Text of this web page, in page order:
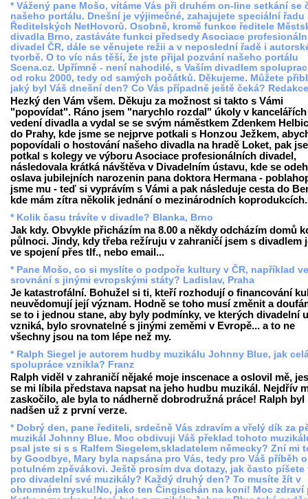
* Vážený pane Mošo, vítáme Vás při druhém on-line setkání se
našeho portálu. Dnešní je výjimečné, zahajujete speciální řadu
Ředitelských NetHovorů. Osobně, kromě funkce ředitele
divadla Brno, zastáváte funkci předsedy Asociace
divadel ČR, dále se věnujete režii a v neposlední řadě i
tvorbě. O to víc nás těší, že jste přijal pozvání našeho portálu
Scena.cz. Upřímně - není nahodilé, s Vaším divadlem
od roku 2000, tedy od samých počátků. Děkujeme. Můžete
jaký byl Váš dnešní den? Co Vás případně ještě čeká? Redakce
Hezký den Vám všem. Děkuju za možnost si takto s Vámi
"popovídat". Ráno jsem "narychlo rozdal" úkoly v kancelářích
vedení divadla a vydal se se svým náměstkem Zdenkem
do Prahy, kde jsme se nejprve potkali s Honzou Ježkem,
popovídali o hostování našeho divadla na hradě Loket, pak
potkal s kolegy ve výboru Asociace profesionálních divadel,
následovala krátká návštěva v Divadelním ústavu, kde se
oslava jubilejních narozenin pana doktora Hermana -
jsme mu - teď si vyprávím s Vámi a pak následuje cesta do
kde mám zítra několik jednání o mezinárodních
* Kolik času trávíte v divadle? Blanka, Brno
Jak kdy. Obvykle přicházím na 8.00 a někdy odcházím domů
půlnoci. Jindy, kdy třeba režíruju v zahraničí jsem s divadlem
ve spojení přes tlf., nebo email...
* Pane Mošo, co si myslíte o podpoře kultury v ČR, například ve
srovnání s jinými evropskými státy? Ladislav, Praha
Je katastrofální. Bohužel si ti, kteří rozhodují o financování
neuvědomují její význam. Hodně se toho musí změnit a
se to i jednou stane, aby byly podmínky, ve kterých divadelní
vzniká, bylo srovnatelné s jinými zeměmi v Evropě... a to ne
všechny jsou na tom lépe než my.
* Ralph Siegel je autorem hudby muzikálu Johnny Blue, jak
spolupráce vznikla? Franz
Ralph viděl v zahraničí nějaké moje inscenace a oslovil mě,
se mi líbila představa napsat na jeho hudbu muzikál. Nejdřív
zaskočilo, ale byla to nádherně dobrodružná práce! Ralph byl
nadšen už z první verze.
* Dobrý den, pane řediteli, srdečně Vás zdravím a vřelý dík za
muzikál Johnny Blue. Moc obdivuji Váš překlad tohoto
psal jste si s s Ralfem Siegelem,skladatelem německy? Zní mi
by Goodbye, Mary byla napsána pro Vás, tedy pro Váš příběh o
potulném zpěvákovi. Ještě prosím dva dotazy, jak často píšete
pro divadelní své muzikály? Každý druhý den? To musíte žít v
ohromném trysku!No, jako ten Čingischán na koni! Moc zdraví